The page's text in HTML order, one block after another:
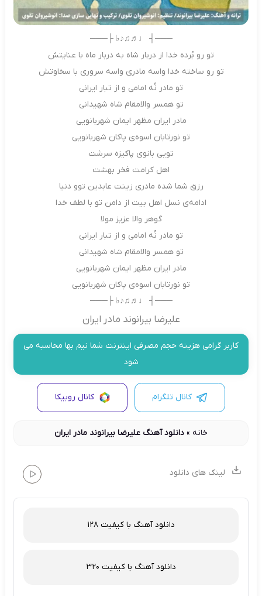
───┤ ♩♬♫♪♭ ├───
تو رو بُرده خدا از دربار شاه به دربار ماه با عنایتش
تو رو ساخته خدا واسه مادری واسه سروری با سخاوتش
تو مادر نُه امامی و از تبار ایرانی
تو‌ همسر والامقام شاه شهیدانی
مادر ایران مظهر ایمان شهربانویی
تو نورتابان اسوه‌ی پاکان شهربانویی
تویی بانوی پاکیزه سرشت
اهل کرامت فخر بهشت
رزق شما شده مادری زینت عابدین توو دنیا
ادامه‌ی نسل اهل بیت از دامن تو با لطف خدا
گوهر والا عزیز مولا
تو مادر نُه امامی و از تبار ایرانی
تو‌ همسر والامقام شاه شهیدانی
مادر ایران مظهر ایمان شهربانویی
تو نورتابان اسوه‌ی پاکان شهربانویی
───┤ ♩♬♫♪♭ ├───
علیرضا بیرانوند مادر ایران
کاربر گرامی هزینه حجم مصرفی اینترنت شما نیم بها محاسبه می
شود
کانال تلگرام کانال روبیکا
خانه» دانلود آهنگ علیرضا بیرانوند مادر ایران
لینک های دانلود
دانلود آهنگ با کیفیت 128
دانلود آهنگ با کیفیت 320